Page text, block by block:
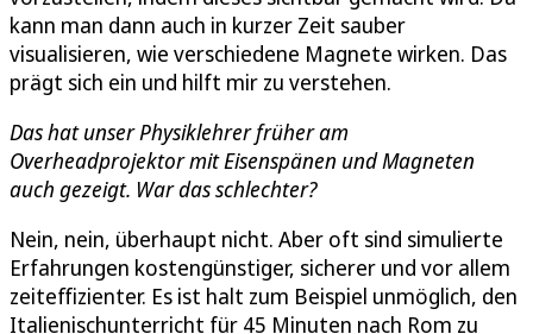
kann man dann auch in kurzer Zeit sauber
visualisieren, wie verschiedene Magnete wirken. Das
prägt sich ein und hilft mir zu verstehen.
Das hat unser Physiklehrer früher am
Overheadprojektor mit Eisenspänen und Magneten
auch gezeigt. War das schlechter?
Nein, nein, überhaupt nicht. Aber oft sind simulierte
Erfahrungen kostengünstiger, sicherer und vor allem
zeiteffizienter. Es ist halt zum Beispiel unmöglich, den
Italienischunterricht für 45 Minuten nach Rom zu